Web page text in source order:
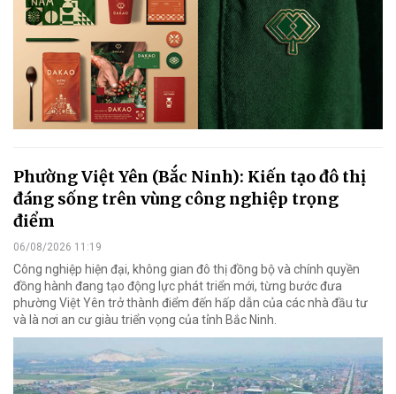
Phường Việt Yên (Bắc Ninh): Kiến tạo đô thị
đáng sống trên vùng công nghiệp trọng
điểm
06/08/2026 11:19
Công nghiệp hiện đại, không gian đô thị đồng bộ và chính quyền
đồng hành đang tạo động lực phát triển mới, từng bước đưa
phường Việt Yên trở thành điểm đến hấp dẫn của các nhà đầu tư
và là nơi an cư giàu triển vọng của tỉnh Bắc Ninh.